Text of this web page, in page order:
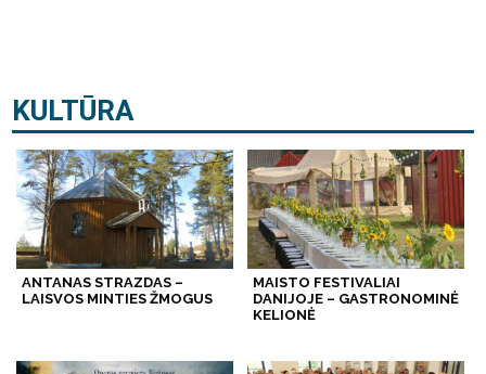
KULTŪRA
ANTANAS STRAZDAS –
LAISVOS MINTIES ŽMOGUS
MAISTO FESTIVALIAI
DANIJOJE – GASTRONOMINĖ
KELIONĖ